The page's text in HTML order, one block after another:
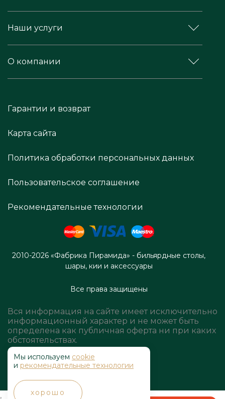
Наши услуги
О компании
Гарантии и возврат
Карта сайта
Политика обработки персональных данных
Пользовательское соглашение
Рекомендательные технологии
2010-2026 «Фабрика Пирамида» - бильярдные столы,
шары, кии и аксессуары
Все права защищены
Вся информация на сайте имеет исключительно
информационный характер и не может быть
определена как публичная оферта ни при каких
обстоятельствах.
Мы используем cookie
и рекомендательные технологии
хорошо
,